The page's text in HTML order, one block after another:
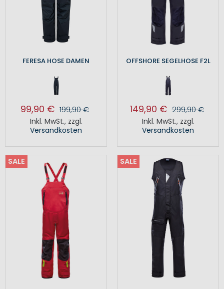
FERESA HOSE DAMEN
99,90 € 199,90 €
Inkl. MwSt., zzgl.
Versandkosten
OFFSHORE SEGELHOSE F2L
149,90 € 299,90 €
Inkl. MwSt., zzgl.
Versandkosten
SALE SALE